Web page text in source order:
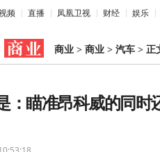
频 直播 凤凰卫视 财经 娱乐
商业 > 商业 > 汽车 > 正
：瞄准昂科威的同时